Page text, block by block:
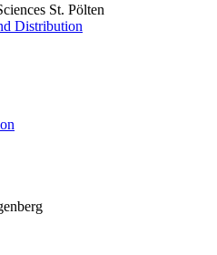
St. Pölten
Distribution